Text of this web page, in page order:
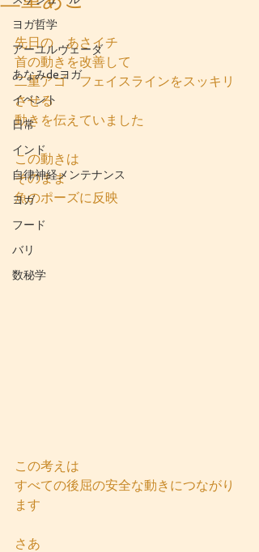
ヨガ哲学
アーユルヴェーダ
あなみdeヨガ
イベント
日常
インド
自律神経メンテナンス
ヨガ
フード
バリ
数秘学
先日の　あさイチ
首の動きを改善して
二重アゴ　フェイスラインをスッキリ
させる
動きを伝えていました
この動きは
そのまま
魚のポーズに反映
この考えは
すべての後屈の安全な動きにつながり
ます
さあ